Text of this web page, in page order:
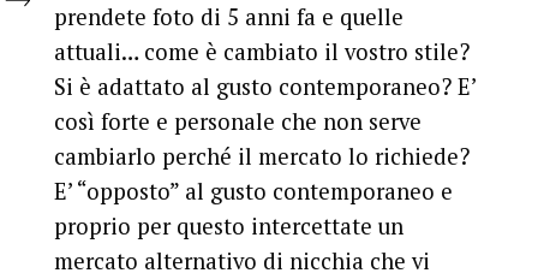
prendete foto di 5 anni fa e quelle
attuali… come è cambiato il vostro stile?
Si è adattato al gusto contemporaneo? E’
così forte e personale che non serve
cambiarlo perché il mercato lo richiede?
E’ “opposto” al gusto contemporaneo e
proprio per questo intercettate un
mercato alternativo di nicchia che vi